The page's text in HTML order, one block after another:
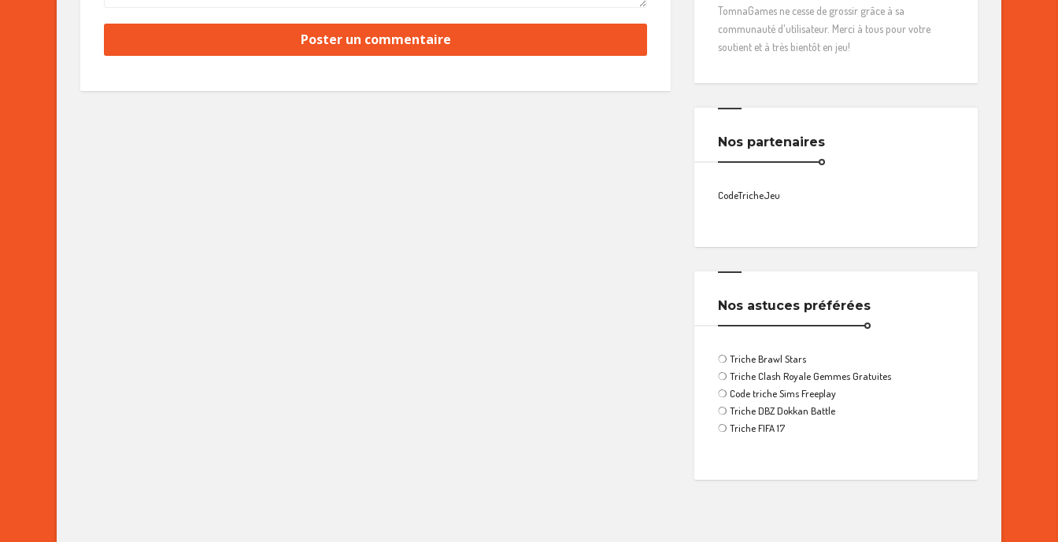
TomnaGames ne cesse de grossir grâce à sa
communauté d'utilisateur. Merci à tous pour votre
soutient et à très bientôt en jeu!
Nos partenaires
CodeTricheJeu
Nos astuces préférées
❍ Triche Brawl Stars
❍ Triche Clash Royale Gemmes Gratuites
❍ Code triche Sims Freeplay
❍ Triche DBZ Dokkan Battle
❍ Triche FIFA 17